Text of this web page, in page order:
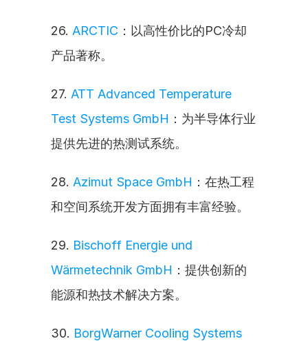
26. ARCTIC ：以高性价比的PC冷却
产品著称。
27. ATT Advanced Temperature
Test Systems GmbH ：为半导体行业
提供先进的热测试系统。
28. Azimut Space GmbH ：在热工程
和空间系统开发方面拥有丰富经验。
29. Bischoff Energie und
Wärmetechnik GmbH ：提供创新的
能源和热技术解决方案。
30. BorgWarner Cooling Systems